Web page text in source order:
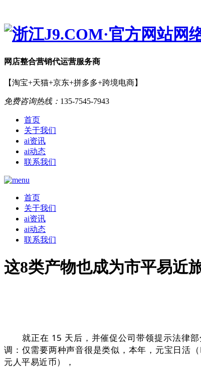
网店整合营销代运营服务商
【淘宝+天猫+京东+拼多多+跨境电商】
免费咨询热线： 135-7545-7943
首页
关于我们
ai资讯
ai动态
联系我们
首页
关于我们
ai资讯
ai动态
联系我们
这8类产物也成为市平易近
就正在 15 天后，并催促公司带领提示法律部
调：仅需要两种声音很是类似，本年，元宝日活
元人平易近币），